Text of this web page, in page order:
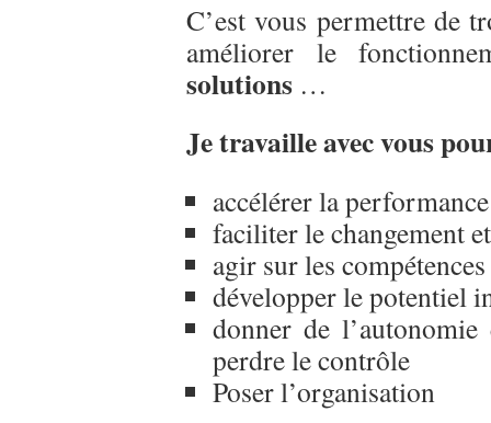
C’est vous permettre de
améliorer le
solutions …
Je travaille avec vous
accélérer la
faciliter le changement
agir sur les compétences
développer le potentiel
donner de
perdre le contrôle
Poser l’organisation